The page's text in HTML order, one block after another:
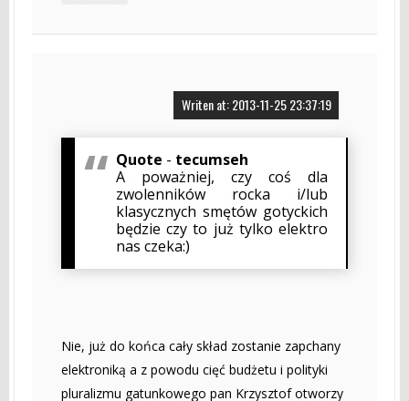
Writen at: 2013-11-25 23:37:19
Quote - tecumseh
A poważniej, czy coś dla
zwolenników rocka i/lub
klasycznych smętów gotyckich
będzie czy to już tylko elektro
nas czeka:)
Nie, już do końca cały skład zostanie zapchany
elektroniką a z powodu cięć budżetu i polityki
pluralizmu gatunkowego pan Krzysztof otworzy